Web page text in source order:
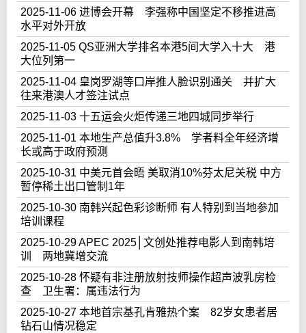
2025-11-06 进博会开幕 李强称中国坚定不移推进高
水平对外开放
2025-11-05 QS亚洲大学排名本港5间大学入十大 港
大位列第一
2025-11-04 皇岗罗湖等口岸推人脸识别通关 并扩大
往来港澳人才签注试点
2025-11-03 十五运会火炬传递三地四城同步举行
2025-11-01 本地生产总值升3.8% 学者料全年经济增
长或高于政府预测
2025-10-31 中美元首会晤 美取消10%芬太尼关税 中方
暂停稀土出口管制1年
2025-10-30 南韩兴起色彩诊断师 有人特别到当地参加
培训课程
2025-10-29 APEC 2025│文创处推荐电影人到南韩培
训 两地冀增交流
2025-10-28 怀疑有非注册放射技师操作超声波乳房检
查 卫生署：属违法行为
2025-10-27 本地首宗基孔肯雅热个案 82岁女患者居
钻石山情况稳定